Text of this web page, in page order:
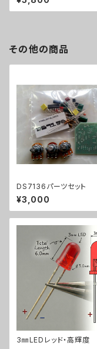
その他の商品
DS7136パーツセット
¥3,000
3㎜LEDレッド・高輝度